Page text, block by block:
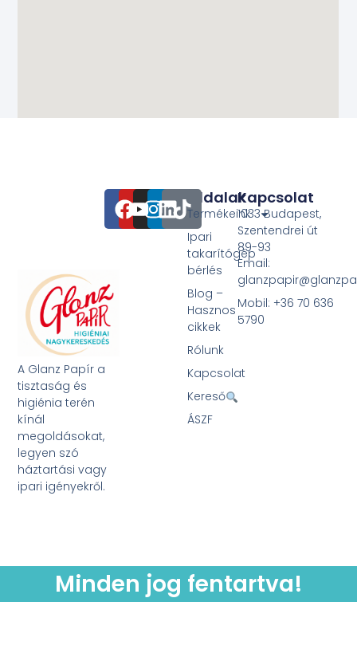
A Glanz Papír a
tisztaság és
higiénia terén
kínál
megoldásokat,
legyen szó
háztartási vagy
ipari igényekről.
Oldalak
Termékeink
Ipari
takarítógép
bérlés
Blog –
Hasznos
cikkek
Rólunk
Kapcsolat
Kereső
ÁSZF
Kapcsolat
1033 Budapest,
Szentendrei út
89-93
Email:
Mobil: +36 70 636
5790
Minden jog fentartva!